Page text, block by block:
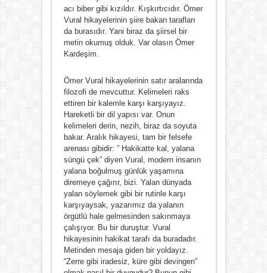
acı biber gibi kızıldır. Kışkırtıcıdır. Ömer
Vural hikayelerinin şiire bakan tarafları
da burasıdır. Yani biraz da şiirsel bir
metin okumuş olduk. Var olasın Ömer
Kardeşim.
Ömer Vural hikayelerinin satır aralarında
filozofi de mevcuttur. Kelimeleri raks
ettiren bir kalemle karşı karşıyayız.
Hareketli bir dil yapısı var. Onun
kelimeleri derin, nezih, biraz da soyuta
bakar. Aralık hikayesi, tam bir felsefe
arenası gibidir: ” Hakikatte kal, yalana
süngü çek” diyen Vural, modern insanın
yalana boğulmuş günlük yaşamına
diremeye çağırır, bizi. Yalan dünyada
yalan söylemek gibi bir rutinle karşı
karşıyaysak, yazarımız da yalanın
örgütlü hale gelmesinden sakınmaya
çalışıyor. Bu bir duruştur. Vural
hikayesinin hakikat tarafı da buradadır.
Metinden mesaja giden bir yoldayız.
“Zerre gibi iradesiz, küre gibi devingen”